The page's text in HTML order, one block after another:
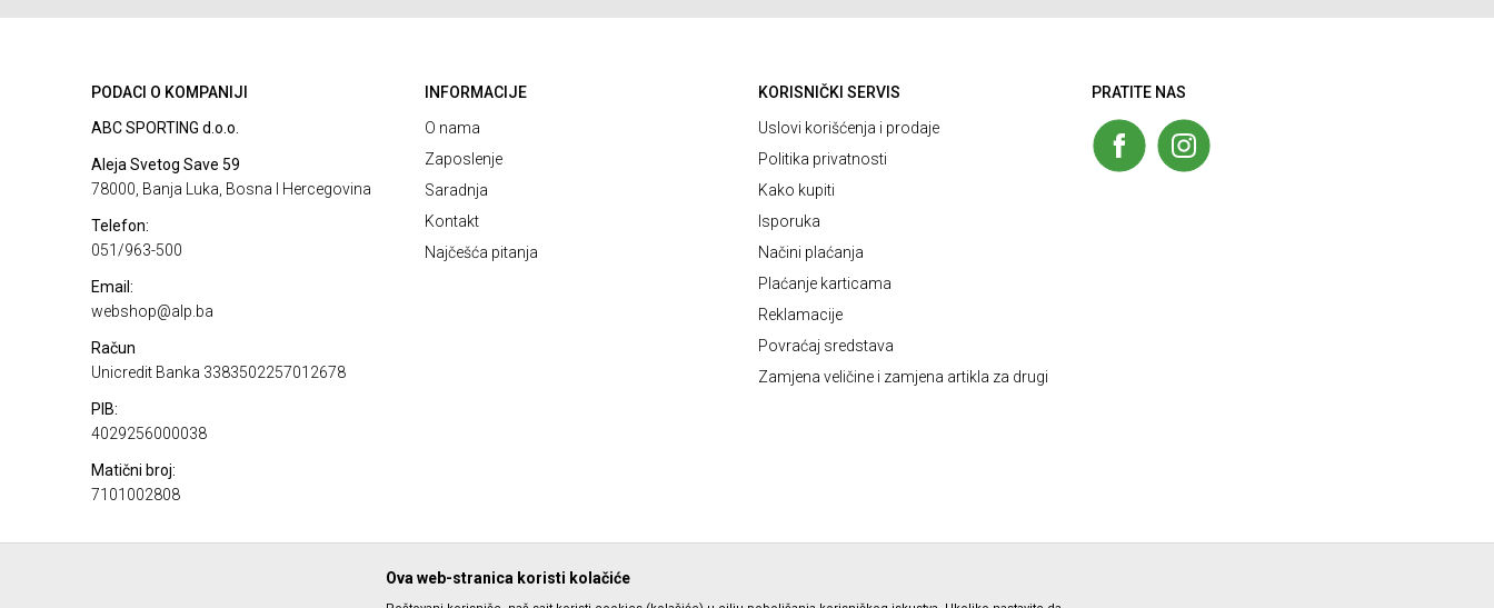
PODACI O KOMPANIJI
ABC SPORTING d.o.o.
Aleja Svetog Save 59
78000, Banja Luka, Bosna I Hercegovina
Telefon:
051/963-500
Email:
webshop@alp.ba
Račun
Unicredit Banka 3383502257012678
PIB:
4029256000038
Matični broj:
7101002808
INFORMACIJE
O nama
Zaposlenje
Saradnja
Kontakt
Najčešća pitanja
KORISNIČKI SERVIS
Uslovi korišćenja i prodaje
Politika privatnosti
Kako kupiti
Isporuka
Načini plaćanja
Plaćanje karticama
Reklamacije
Povraćaj sredstava
Zamjena veličine i zamjena artikla za drugi
PRATITE NAS
Ova web-stranica koristi kolačiće